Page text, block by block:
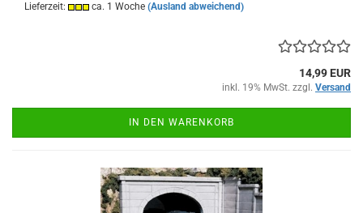
Lieferzeit: ca. 1 Woche (Ausland abweichend)
14,99 EUR
inkl. 19% MwSt. zzgl. Versand
IN DEN WARENKORB